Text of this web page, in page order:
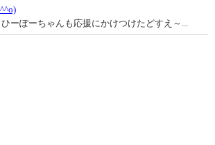
ーぽーちゃんも応援にかけつけたどすえ～...